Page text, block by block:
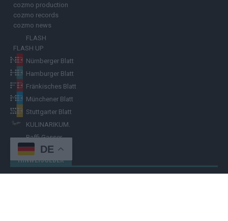
cozmo production
cozmo records
cozmo news
FLASH
FLASH UP
Nürnberger Blatt
Hamburger Blatt
Fränkisches Blatt
Münchener Blatt
Stuttgarter Blatt
KULINARIKUM.
Raffi Gasser
HINWEISGEBER
DE